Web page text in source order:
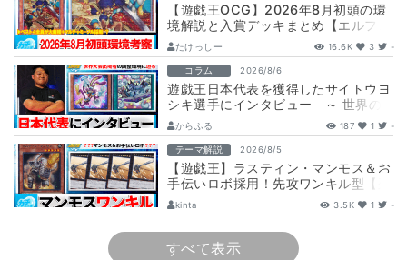
【遊戯王OCG】2026年8月初頭の環
境解説と入賞デッキまとめ【エルフェ
ンノーツ/トゥーン/キラーチューン/
ウ…
たけっしー 16.6K 3 -
コラム 2026/8/6
遊戯王日本代表を獲得したサイトウヨ
シキ選手にインタビュー ～ 世界の
舞台へ挑む、サイトウ選手の軌跡と決
意 ～
からふる 187 1 -
テーマ解説 2026/8/5
【遊戯王】ラスティン・マンモス＆お
手伝いロボ採用！先攻ワンキル型【列
車】デッキ解説と展開
kinta 3.5K 1 -
すべて表示